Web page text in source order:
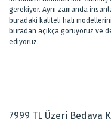
gerekiyor. Aynı zamanda
buradaki kaliteli halı
buradan açıkça görüyoruz ve
ediyoruz.
7999 TL Üzeri Bedava